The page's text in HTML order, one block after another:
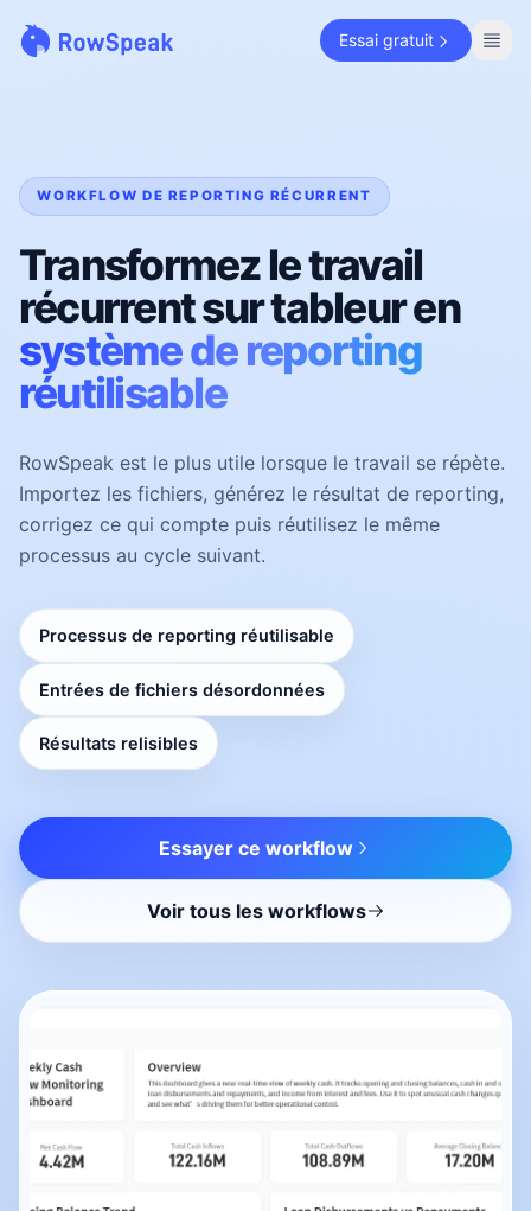
Essai gratuit
WORKFLOW DE REPORTING RÉCURRENT
Transformez le travail
récurrent sur tableur en
système de reporting
réutilisable
RowSpeak est le plus utile lorsque le travail se répète.
Importez les fichiers, générez le résultat de reporting,
corrigez ce qui compte puis réutilisez le même
processus au cycle suivant.
Processus de reporting réutilisable
Entrées de fichiers désordonnées
Résultats relisibles
Essayer ce workflow
Voir tous les workflows